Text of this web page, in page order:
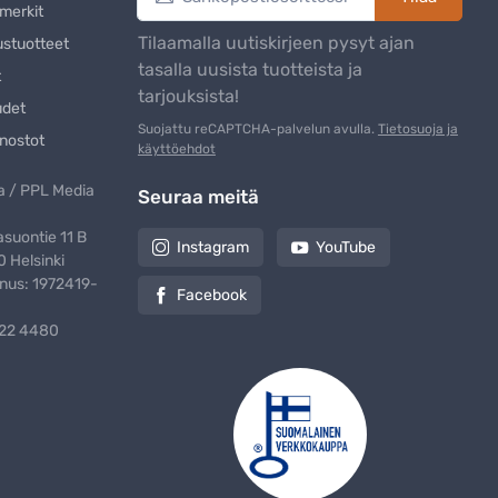
/ PPL Media
11 B
Helsinki
1972419-
4480
Tilaamalla uutiskirjeen pysyt ajan
tasalla uusista tuotteista ja
tarjouksista!
Suojattu reCAPTCHA-palvelun avulla. Tietosuoja ja
käyttöehdot
Seuraa meitä
Instagram YouTube
Facebook